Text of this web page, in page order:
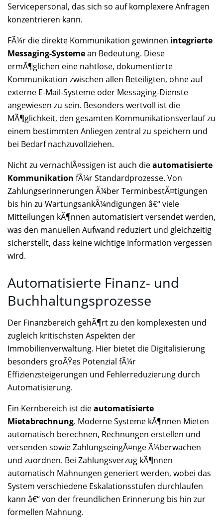
Servicepersonal, das sich so auf komplexere Anfragen
konzentrieren kann.
FÃ¼r die direkte Kommunikation gewinnen integrierte
Messaging-Systemean Bedeutung. Diese
ermÃ¶glichen eine nahtlose, dokumentierte
Kommunikation zwischen allen Beteiligten, ohne auf
externe E-Mail-Systeme oder Messaging-Dienste
angewiesen zu sein. Besonders wertvoll ist die
MÃ¶glichkeit, den gesamten Kommunikationsverlauf zu
einem bestimmten Anliegen zentral zu speichern und
bei Bedarf nachzuvollziehen.
Nicht zu vernachlÃ¤ssigen ist auch dieautomatisierte
Kommunikation fÃ¼r Standardprozesse. Von
Zahlungserinnerungen Ã¼ber TerminbestÃ¤tigungen
bis hin zu WartungsankÃ¼ndigungen â€“ viele
Mitteilungen kÃ¶nnen automatisiert versendet werden,
was den manuellen Aufwand reduziert und gleichzeitig
sicherstellt, dass keine wichtige Information vergessen
wird.
Automatisierte Finanz- und
Buchhaltungsprozesse
Der Finanzbereich gehÃ¶rt zu den komplexesten und
zugleich kritischsten Aspekten der
Immobilienverwaltung. Hier bietet die Digitalisierung
besonders groÃŸes Potenzial fÃ¼r
Effizienzsteigerungen und Fehlerreduzierung durch
Automatisierung.
Ein Kernbereich ist dieautomatisierte
Mietabrechnung. Moderne Systeme kÃ¶nnen Mieten
automatisch berechnen, Rechnungen erstellen und
versenden sowie ZahlungseingÃ¤nge Ã¼berwachen
und zuordnen. Bei Zahlungsverzug kÃ¶nnen
automatisch Mahnungen generiert werden, wobei das
System verschiedene Eskalationsstufen durchlaufen
kann â€“ von der freundlichen Erinnerung bis hin zur
formellen Mahnung.